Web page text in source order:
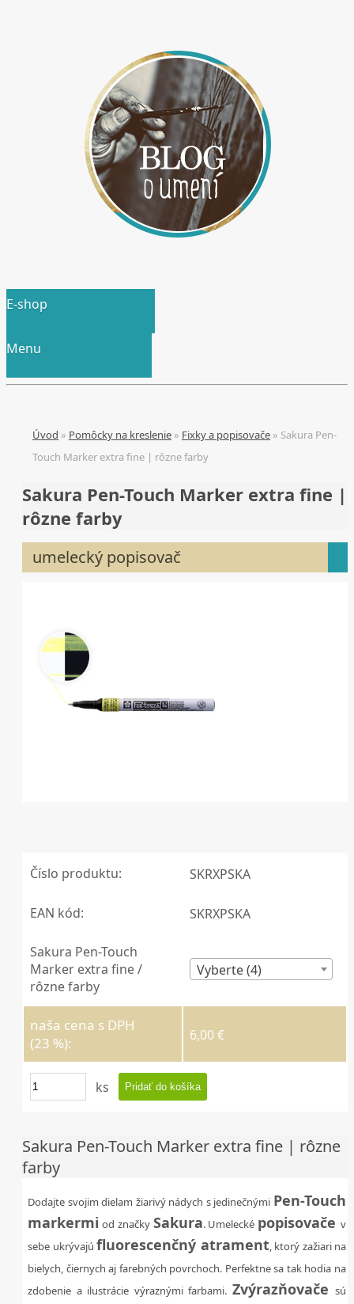
E-shop
Menu
Úvod » Pomôcky na kreslenie » Fixky a popisovače » Sakura Pen-
Touch Marker extra fine | rôzne farby
Sakura Pen-Touch Marker extra fine |
rôzne farby
umelecký popisovač
Číslo produktu: SKRXPSKA
EAN kód: SKRXPSKA
Sakura Pen-Touch
Marker extra fine /
rôzne farby
Vyberte (4)
naša cena s DPH
(23 %):
6,00 €
ks
Sakura Pen-Touch Marker extra fine | rôzne
farby
Dodajte svojim dielam žiarivý nádych s jedinečnými Pen-Touch
markermi od značky Sakura. Umelecké popisovačev
sebe ukrývajú fluorescenčný atrament, ktorý zažiari na
bielych, čiernych aj farebných povrchoch. Perfektne sa tak hodia na
zdobenie a ilustrácie výraznými farbami. Zvýrazňovače sú